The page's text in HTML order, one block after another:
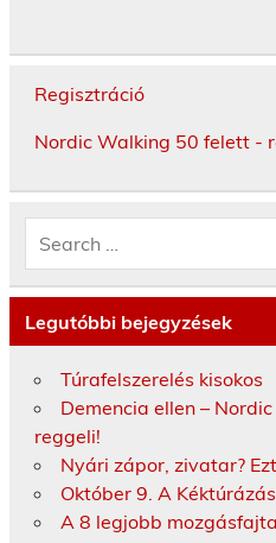
Regisztráció
Nordic Walking 50 felett -
Legutóbbi bejegyzések
Túrafelszerelés kisokos
Demencia ellen –
reggeli!
Nyári zápor, zivatar?
Október 9. A
A 8 legjobb